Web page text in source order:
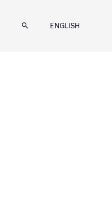
ENGLISH
search